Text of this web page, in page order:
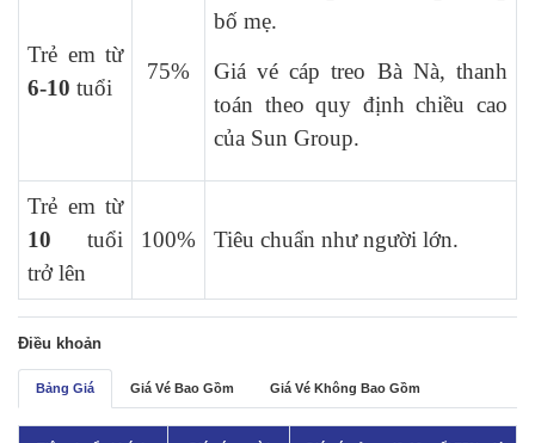
Trẻ em từ
6-10 tuổi
75%
bố mẹ.
Giá vé cáp treo Bà Nà, thanh
toán theo quy định chiều cao
của Sun Group.
Trẻ em từ
10 tuổi
trở lên
100% Tiêu chuẩn như người lớn.
Điều khoản
Bảng Giá Giá Vé Bao Gồm Giá Vé Không Bao Gồm